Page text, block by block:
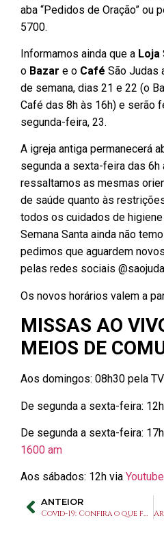
aba “Pedidos de Oração” ou
5700.
Informamos ainda que a Loja
o Bazar e o Café São Judas
de semana, dias 21 e 22 (o
Café das 8h às 16h) e serão
segunda-feira, 23.
A igreja antiga permanecerá
segunda a sexta-feira das 6h
ressaltamos as mesmas
de saúde quanto às
todos os cuidados de
Semana Santa ainda não
pedimos que aguardem
pelas redes sociais
Os novos horários valem a
MISSAS AO
MEIOS DE
Aos domingos: 08h30 pela
De segunda a sexta-feira:
De segunda a sexta-feira:
1600 am
Aos sábados: 12h via Youtube
ANTEIOR
Covid-19: Confira o que foi cancelado no Santuário